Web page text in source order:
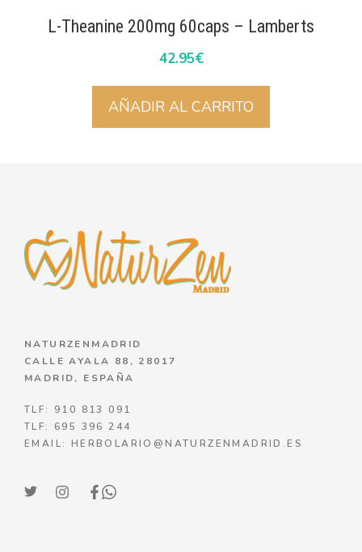
L-Theanine 200mg 60caps – Lamberts
42.95€
AÑADIR AL CARRITO
NATURZENMADRID
CALLE AYALA 88, 28017
MADRID, ESPAÑA
TLF: 910 813 091
TLF: 695 396 244
EMAIL: HERBOLARIO@NATURZENMADRID.ES